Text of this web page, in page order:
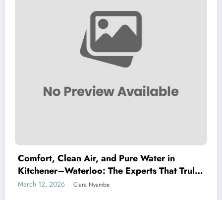
Comfort, Clean Air, and Pure Water in
Kitchener–Waterloo: The Experts That Truly
Care
March 12, 2026 Clara Nyambe